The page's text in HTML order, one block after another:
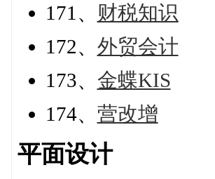
171、 财税知识
172、 外贸会计
173、 金蝶KIS
174、 营改增
平面设计